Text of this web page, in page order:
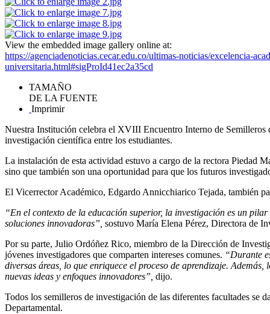
View the embedded image gallery online at:
https://agenciadenoticias.cecar.edu.co/ultimas-noticias/excelencia-
universitaria.html#sigProId41ec2a35cd
TAMAÑO
DE LA FUENTE
Imprimir
Nuestra Institución celebra el XVIII Encuentro Interno de Semilleros
investigación científica entre los estudiantes.
La instalación de esta actividad estuvo a cargo de la rectora Piedad
sino que también son una oportunidad para que los futuros
El Vicerrector Académico, Edgardo Annicchiarico Tejada, también
“En el contexto de la educación superior, la investigación es un
soluciones innovadoras”, sostuvo María Elena Pérez, Directora de
Por su parte, Julio Ordóñez Rico, miembro de la Dirección de
jóvenes investigadores que comparten intereses comunes. “Durante
diversas áreas, lo que enriquece el proceso de aprendizaje.
nuevas ideas y enfoques innovadores”, dijo.
Todos los semilleros de investigación de las diferentes facultades se
Departamental.